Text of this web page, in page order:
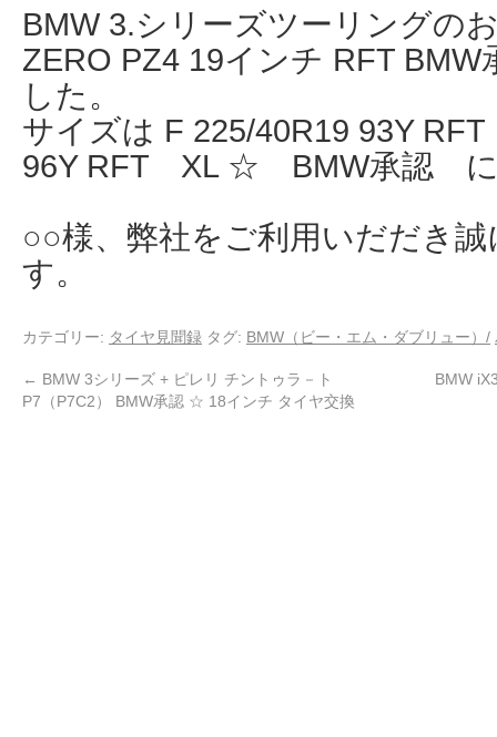
BMW 3.シリーズツーリングの
ZERO PZ4 19インチ RFT
した。
サイズは F 225/40R19 93Y
96Y RFT XL ☆ BMW承認 に
○○様、弊社をご利用いだだき
す。
カテゴリー: タイヤ見聞録 タグ: BMW（ビー・エム・ダブリュー）/
← BMW 3シリーズ + ピレリ チントゥラ－ト
P7（P7C2） BMW承認 ☆ 18インチ タイヤ交換
BMW